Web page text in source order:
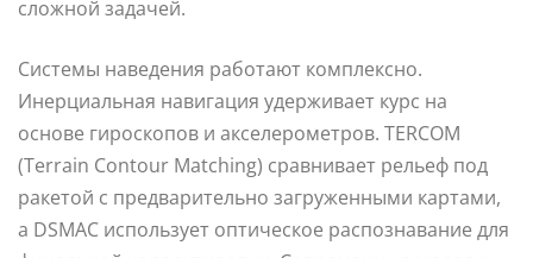
сложной задачей.
Системы наведения работают комплексно.
Инерциальная навигация удерживает курс на
основе гироскопов и акселерометров. TERCOM
(Terrain Contour Matching) сравнивает рельеф под
ракетой с предварительно загруженными картами,
а DSMAC использует оптическое распознавание для